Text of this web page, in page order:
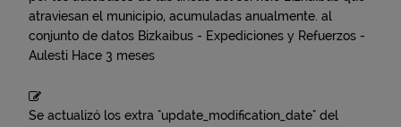
atraviesan el municipio, acumuladas anualmente. al
conjunto de datos Bizkaibus - Expediciones y Refuerzos -
Aulesti Hace 3 meses
Se actualizó los extra "update_modification_date" del